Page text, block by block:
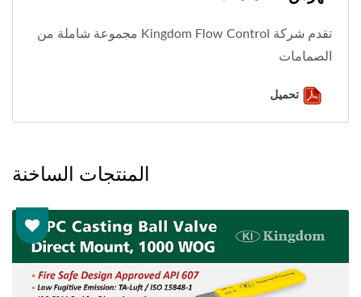
تقدم شركة Kingdom Flow Control مجموعة شاملة من
الصمامات
تحميل
المنتجات الساخنة